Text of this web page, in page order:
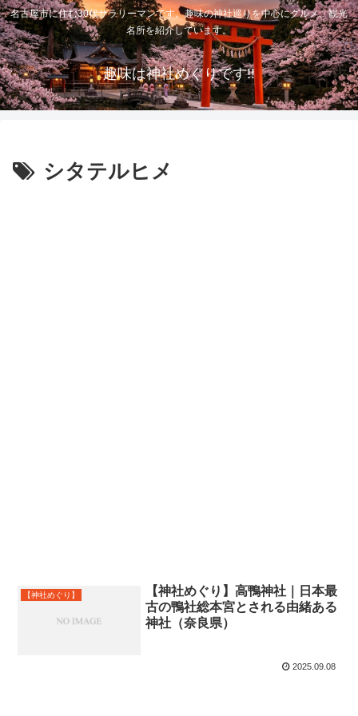
名古屋市に住む30代サラリーマンです。趣味の神社巡りを中心にグルメ、観光
名所を紹介しています。
趣味は神社めぐりです!!
シタテルヒメ
【神社めぐり】
【神社めぐり】高鴨神社｜日本最
古の鴨社総本宮とされる由緒ある
神社（奈良県）
2025.09.08